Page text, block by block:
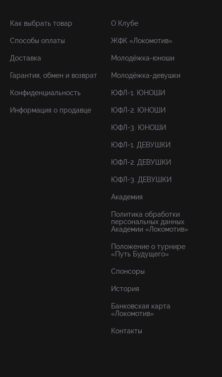
Как выбрать товар
Способы оплаты
Доставка
Гарантия, обмен и возврат
Конфиденциальность
Информация о продавце
О Клубе
ЖФК «Локомотив»
Молодёжка-юноши
Молодёжка-девушки
ЮФЛ-1. ЮНОШИ
ЮФЛ-2. ЮНОШИ
ЮФЛ-3. ЮНОШИ
ЮФЛ-1. ДЕВУШКИ
ЮФЛ-2. ДЕВУШКИ
ЮФЛ-3. ДЕВУШКИ
Академия
Политика обработки
персональных данных
Академии «Локомотив»
Положение о турнире
«Путь Будущего»
Спонсоры
История
Банковская карта
«Локомотив»
Контакты